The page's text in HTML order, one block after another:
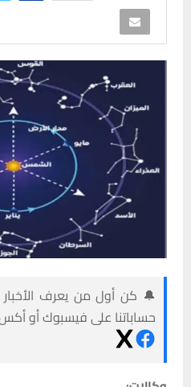
🔔 كن أول من يعرف الأخبار
حساباتنا على فيسبوك أو